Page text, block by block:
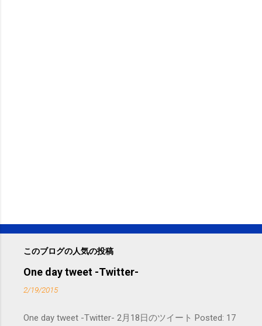
このブログの人気の投稿
One day tweet -Twitter-
2/19/2015
One day tweet -Twitter- 2月18日のツイート Posted: 17